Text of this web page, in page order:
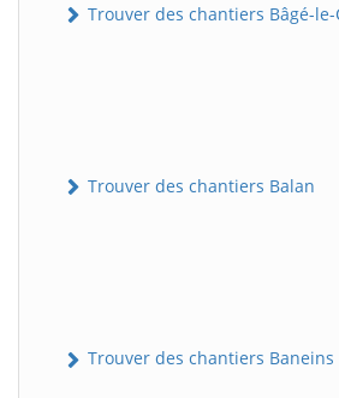
Trouver des chantiers Bâgé-le-
Trouver des chantiers Balan
Trouver des chantiers Baneins